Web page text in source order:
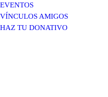
EVENTOS
VÍNCULOS AMIGOS
HAZ TU DONATIVO